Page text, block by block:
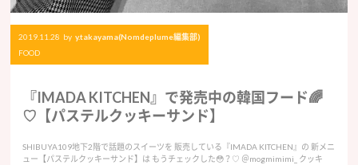
2019.11.28 by y.takayama(Nomdeplume編集部)
FOOD
『IMADA KITCHEN』で発売中の韓国フード🌈
♡【パステルクッキーサンド】
SHIBUYA109地下2階で話題のスイーツを 販売している『IMADA KITCHEN』の 新メニ
ュー【パステルクッキーサンド】は もうチェックした😳？♡ ＠mogmimimi_ クッキ